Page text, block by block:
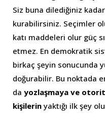
Siz buna dilediğiniz
kurabilirsiniz. Seçimler
katı maddeleri olur güç
etmez. En demokratik
birkaç şeyin sonucunda
doğurabilir. Bu noktada
da yozlaşmaya ve
kişilerin yaktığı ilk şey